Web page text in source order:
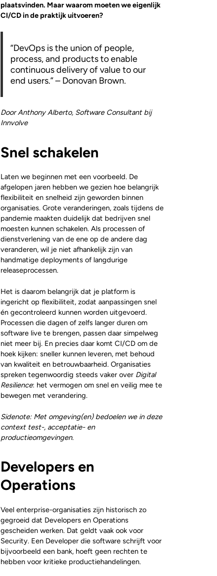
plaatsvinden. Maar waarom moeten we eigenlijk
CI/CD in de praktijk uitvoeren?
“DevOps is the union of people,
process, and products to enable
continuous delivery of value to our
end users.” – Donovan Brown.
Door Anthony Alberto, Software Consultant bij
Innvolve
Snel schakelen
Laten we beginnen met een voorbeeld. De
afgelopen jaren hebben we gezien hoe belangrijk
flexibiliteit en snelheid zijn geworden binnen
organisaties. Grote veranderingen, zoals tijdens de
pandemie maakten duidelijk dat bedrijven snel
moesten kunnen schakelen. Als processen of
dienstverlening van de ene op de andere dag
veranderen, wil je niet afhankelijk zijn van
handmatige deployments of langdurige
releaseprocessen.
Het is daarom belangrijk dat je platform is
ingericht op flexibiliteit, zodat aanpassingen snel
én gecontroleerd kunnen worden uitgevoerd.
Processen die dagen of zelfs langer duren om
software live te brengen, passen daar simpelweg
niet meer bij. En precies daar komt CI/CD om de
hoek kijken: sneller kunnen leveren, met behoud
van kwaliteit en betrouwbaarheid. Organisaties
spreken tegenwoordig steeds vaker over Digital
Resilience: het vermogen om snel en veilig mee te
bewegen met verandering.
Sidenote: Met omgeving(en) bedoelen we in deze
context test-, acceptatie- en
productieomgevingen.
Developers en
Operations
Veel enterprise-organisaties zijn historisch zo
gegroeid dat Developers en Operations
gescheiden werken. Dat geldt vaak ook voor
Security. Een Developer die software schrijft voor
bijvoorbeeld een bank, hoeft geen rechten te
hebben voor kritieke productiehandelingen.